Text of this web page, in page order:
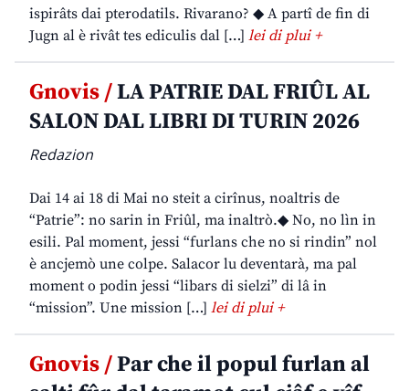
ispirâts dai pterodatils. Rivarano? ◆ A partî de fin di
Jugn al è rivât tes ediculis dal […] lei di plui +
Gnovis /LA PATRIE DAL FRIÛL AL
SALON DAL LIBRI DI TURIN 2026
Redazion
Dai 14 ai 18 di Mai no steit a cirînus, noaltris de
“Patrie”: no sarin in Friûl, ma inaltrò.◆ No, no lìn in
esili. Pal moment, jessi “furlans che no si rindin” nol
è ancjemò une colpe. Salacor lu deventarà, ma pal
moment o podin jessi “libars di sielzi” di lâ in
“mission”. Une mission […] lei di plui +
Gnovis /Par che il popul furlan al